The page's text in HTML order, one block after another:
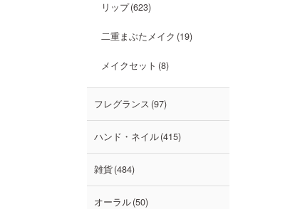
リップ 623
二重まぶたメイク 19
メイクセット 8
フレグランス 97
ハンド・ネイル 415
雑貨 484
オーラル 50